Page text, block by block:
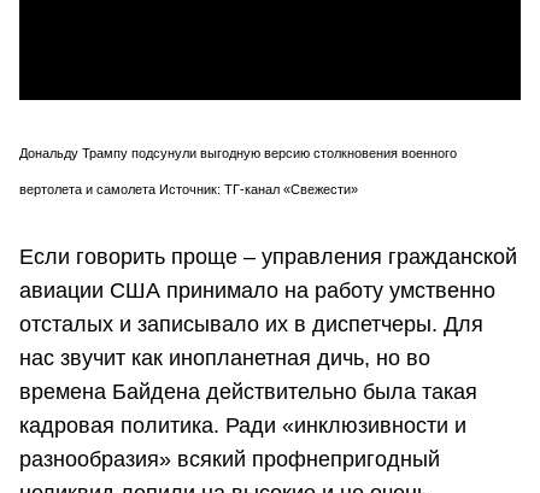
Дональду Трампу подсунули выгодную версию столкновения военного
вертолета и самолета Источник: ТГ-канал «Свежести»
Если говорить проще – управления гражданской
авиации США принимало на работу умственно
отсталых и записывало их в диспетчеры. Для
нас звучит как инопланетная дичь, но во
времена Байдена действительно была такая
кадровая политика. Ради «инклюзивности и
разнообразия» всякий профнепригодный